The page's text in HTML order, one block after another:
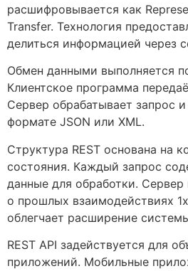
расшифровывается как
Transfer. Технология
делиться информацией через
Обмен данными выполняется
Клиентское программа
Сервер обрабатывает запрос
формате JSON или XML.
Структура REST основана на
состояния. Каждый запрос
данные для обработки. Сервер
о прошлых взаимодействиях
облегчает расширение
REST API задействуется для
приложений. Мобильные